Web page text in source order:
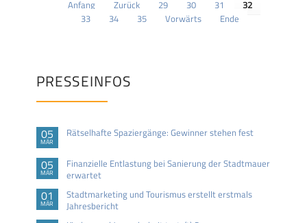
Anfang Zurück 29 30 31
32
33
34 35 Vorwärts Ende
PRESSEINFOS
05
MÄR
Rätselhafte Spaziergänge: Gewinner stehen fest
05
MÄR
Finanzielle Entlastung bei Sanierung der Stadtmauer
erwartet
01
MÄR
Stadtmarketing und Tourismus erstellt erstmals
Jahresbericht